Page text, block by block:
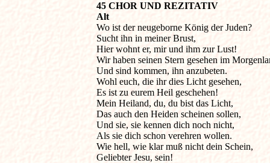
45 CHOR UND REZITATIV
Alt
Wo ist der neugeborne König der Juden?
Sucht ihn in meiner Brust,
Hier wohnt er, mir und ihm zur Lust!
Wir haben seinen Stern gesehen im
Und sind kommen, ihn anzubeten.
Wohl euch, die ihr dies Licht gesehen,
Es ist zu eurem Heil geschehen!
Mein Heiland, du, du bist das Licht,
Das auch den Heiden scheinen sollen,
Und sie, sie kennen dich noch nicht,
Als sie dich schon verehren wollen.
Wie hell, wie klar muß nicht dein Schein,
Geliebter Jesu, sein!